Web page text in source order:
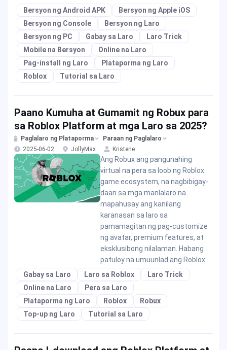
Bersyon ng Android APK
Bersyon ng Apple iOS
Bersyon ng Console
Bersyon ng Laro
Bersyon ng PC
Gabay sa Laro
Laro Trick
Mobile na Bersyon
Online na Laro
Pag-install ng Laro
Plataporma ng Laro
Roblox
Tutorial sa Laro
Paano Kumuha at Gumamit ng Robux para
sa Roblox Platform at mga Laro sa 2025?
Paglalaro ng Plataporma
Paraan ng Paglalaro
2025-06-02
JollyMax Kristene
Ang Robux ang pangunahing
virtual na pera sa loob ng Roblox
game ecosystem, na nagbibigay-
daan sa mga manlalaro na
mapahusay ang kanilang
karanasan sa laro sa
pamamagitan ng pag-customize
ng avatar, premium features, at
eksklusibong nilalaman. Habang
patuloy na umuunlad ang Roblox
Gabay sa Laro
Laro sa Roblox
Laro Trick
Online na Laro
Pera sa Laro
Plataporma ng Laro
Roblox
Robux
Top-up ng Laro
Tutorial sa Laro